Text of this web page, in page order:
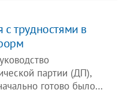
с трудностями в
партии (ДП),
готово было…